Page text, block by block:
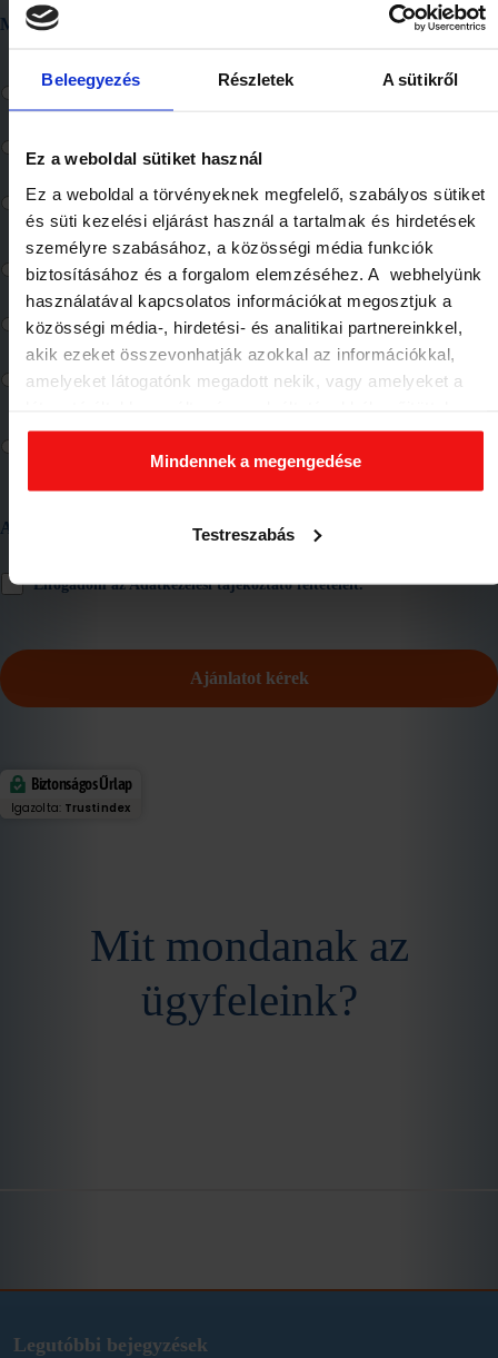
Beleegyezés Részletek A sütikről
Ez a weboldal sütiket használ
Ez a weboldal a törvényeknek megfelelő, szabályos sütiket
és süti kezelési eljárást használ a tartalmak és hirdetések
személyre szabásához, a közösségi média funkciók
biztosításához és a forgalom elemzéséhez. A webhelyünk
használatával kapcsolatos információkat megosztjuk a
közösségi média-, hirdetési- és analitikai partnereinkkel,
akik ezeket összevonhatják azokkal az információkkal,
amelyeket látogatónk megadott nekik, vagy amelyeket a
Elfogadásával segíti a munkánkat és nagyobb felhasználói
élményt biztosíthatunk mi is látogatóinknak.
Mindennek a megengedése
Testreszabás
Miért kérsz tőlünk ajánlatot?
mert tudom, hogy a megfelelő diagnosztika után a legkisebb
költséggel javítjátok az autómat
mert a szakszerű szervizelésen túl, tanácsokat is kapok
mert tudom, hogy az ESS csapata az utolsó csavarig ismeri a
Ford / Hyundai modelleket
mert, több, mint 15 év tapasztalatotok van a Ford gépkocsik
szervizelésében
mert jobb árat kapok nálatok, mint a márkaszervizekben
mert a gyári előírásokat követitek és nincs felesleges alkatrész
csere
mert biztonságban érzem magam nálatok akkor is, ha nem
Adatkezelés
Elfogadom az Adatkezelési tájékoztató feltételeit.
Biztonságos Űrlap
Igazolta: Trustindex
Mit mondanak az
ügyfeleink?
Legutóbbi bejegyzések